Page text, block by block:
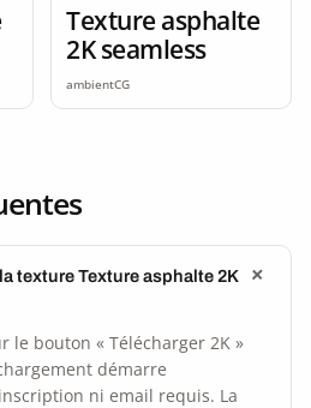
Texture asphalte
2K seamless
ambientCG
texture Texture asphalte 2K
le bouton « Télécharger 2K »
démarre
ni email requis. La